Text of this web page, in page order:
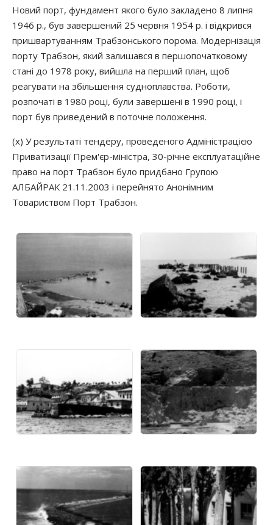
Новий порт, фундамент якого було закладено 8 липня
1946 р., був завершений 25 червня 1954 р. і відкрився
пришвартуванням Трабзонського порома. Модернізація
порту Трабзон, який залишався в першопочатковому
стані до 1978 року, вийшла на перший план, щоб
реагувати на збільшення судноплавства. Роботи,
розпочаті в 1980 році, були завершені в 1990 році, і
порт був приведений в поточне положення.
(x) У результаті тендеру, проведеного Адміністрацією
Приватизації Прем'єр-міністра, 30-річне експлуатаційне
право на порт Трабзон було придбано Групою
АЛБАЙРАК 21.11.2003 і перейнято Анонімним
Товариством Порт Трабзон.